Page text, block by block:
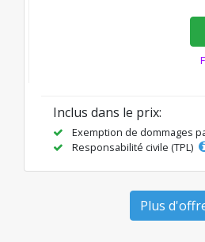
Inclus dans le prix:
Exemption de dommages
Responsabilité civile (TPL)
Plus